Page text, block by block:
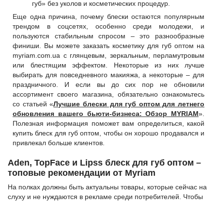
губ» без уколов и косметических процедур.
Еще одна причина, почему блески остаются популярным
трендом в соцсетях, особенно среди молодежи, и
пользуются стабильным спросом – это разнообразные
финиши. Вы можете заказать косметику для губ оптом на
myriam.com.ua с глянцевым, зеркальным, перламутровым
или блестящим эффектом. Некоторые из них лучше
выбирать для повседневного макияжа, а некоторые – для
праздничного. И если вы до сих пор не обновили
ассортимент своего магазина, обязательно ознакомьтесь
со статьей «Лучшие блески для губ оптом для летнего
обновления вашего бьюти-бизнеса: Обзор MYRIAM».
Полезная информация поможет вам определиться, какой
купить блеск для губ оптом, чтобы он хорошо продавался и
привлекал больше клиентов.
Aden, TopFace и Lipss блеск для губ оптом –
топовые рекомендации от Myriam
На полках должны быть актуальны товары, которые сейчас на
слуху и не нуждаются в рекламе среди потребителей. Чтобы